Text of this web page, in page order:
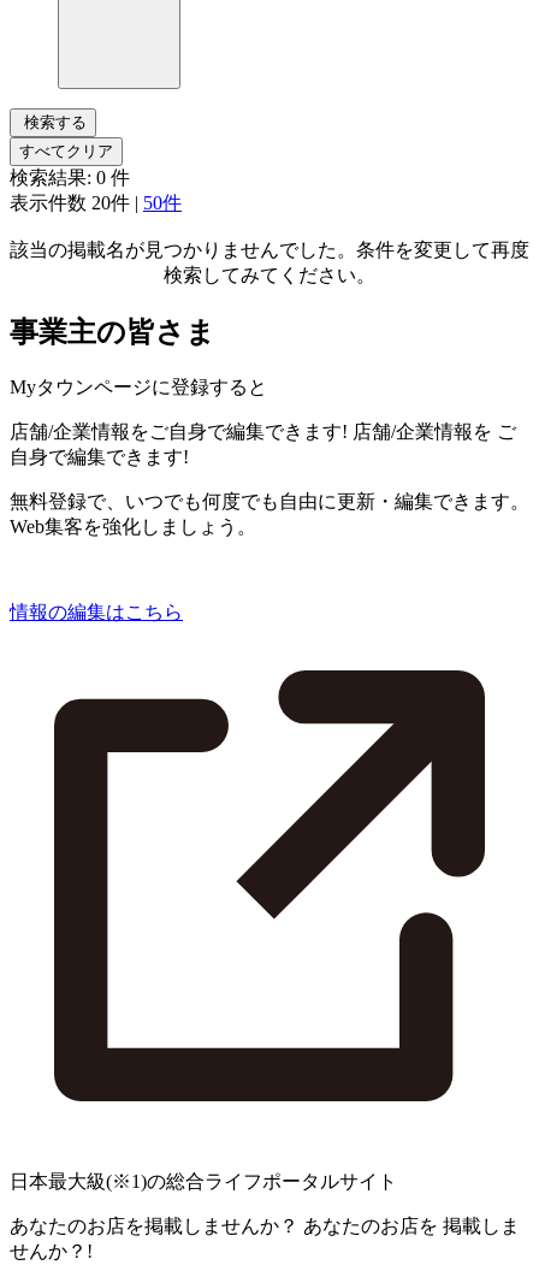
検索する
すべてクリア
検索結果: 0 件
表示件数 20件 | 50件
該当の掲載名が見つかりませんでした。条件を変更して再度
検索してみてください。
事業主の皆さま
Myタウンページに登録すると
店舗/企業情報をご自身で編集できます! 店舗/企業情報を ご
自身で編集できます!
無料登録で、いつでも何度でも自由に更新・編集できます。
Web集客を強化しましょう。
情報の編集はこちら
日本最大級(※1)の総合ライフポータルサイト
あなたのお店を掲載しませんか？ あなたのお店を 掲載しま
せんか？!